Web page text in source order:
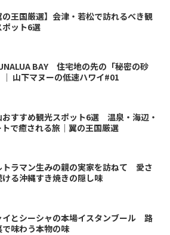
の王国厳選】会津・若松で訪れるべき観
ポット6選
BAY 住宅地の先の「秘密の砂
｜ 山下マヌーの低速ハワイ#01
おすすめ観光スポット6選 温泉・海辺・
トで癒される旅｜翼の王国厳選
トラマン生みの親の実家を訪ねて 愛さ
ける沖縄すき焼きの隠し味
イとシーシャの本場イスタンブール 路
で味わう本物の味